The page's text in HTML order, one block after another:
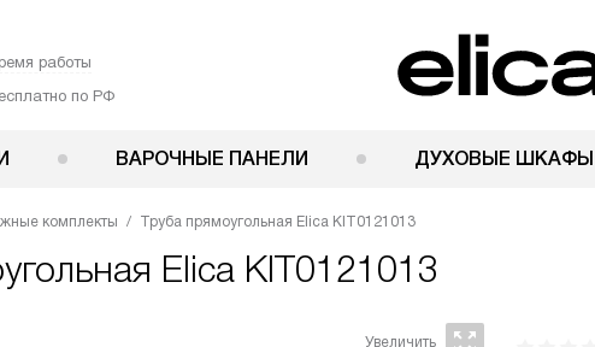
работы
по РФ
ВАРОЧНЫЕ ПАНЕЛИ ДУХОВЫЕ ШКАФЫ
комплекты Труба прямоугольная Elica KIT0121013
Elica KIT0121013